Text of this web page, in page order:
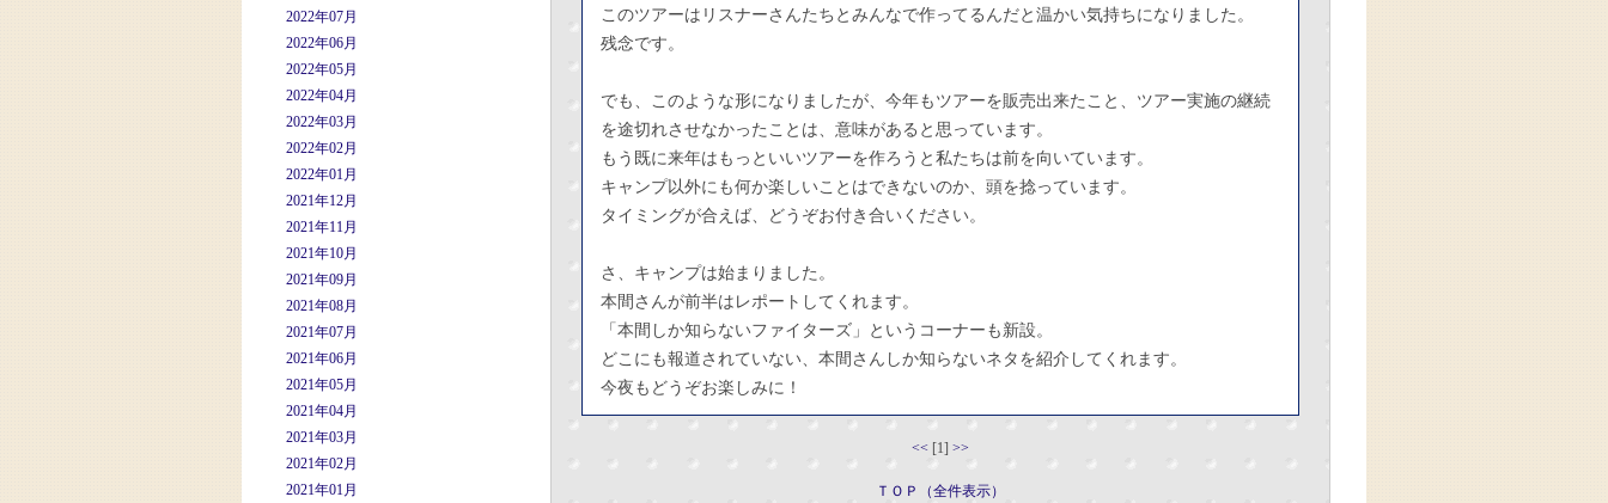
2022年07月
2022年06月
2022年05月
2022年04月
2022年03月
2022年02月
2022年01月
2021年12月
2021年11月
2021年10月
2021年09月
2021年08月
2021年07月
2021年06月
2021年05月
2021年04月
2021年03月
2021年02月
2021年01月
このツアーはリスナーさんたちとみんなで作ってるんだと温かい気持ちになりました。
残念です。
でも、このような形になりましたが、今年もツアーを販売出来たこと、ツアー実施の継続
を途切れさせなかったことは、意味があると思っています。
もう既に来年はもっといいツアーを作ろうと私たちは前を向いています。
キャンプ以外にも何か楽しいことはできないのか、頭を捻っています。
タイミングが合えば、どうぞお付き合いください。
さ、キャンプは始まりました。
本間さんが前半はレポートしてくれます。
「本間しか知らないファイターズ」というコーナーも新設。
どこにも報道されていない、本間さんしか知らないネタを紹介してくれます。
今夜もどうぞお楽しみに！
<< [1] >>
ＴＯＰ（全件表示）